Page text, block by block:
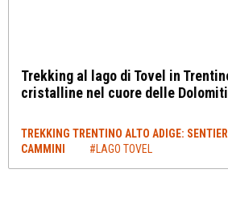
Trekking al lago di Tovel in
cristalline nel cuore delle Dolomiti
TREKKING TRENTINO ALTO ADIGE:
CAMMINI
#LAGO TOVEL